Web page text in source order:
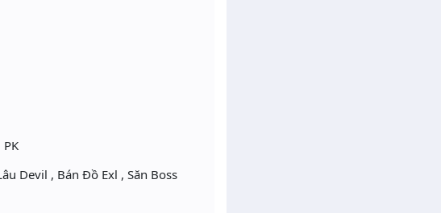
Devil , Bán Đồ Exl , Săn Boss